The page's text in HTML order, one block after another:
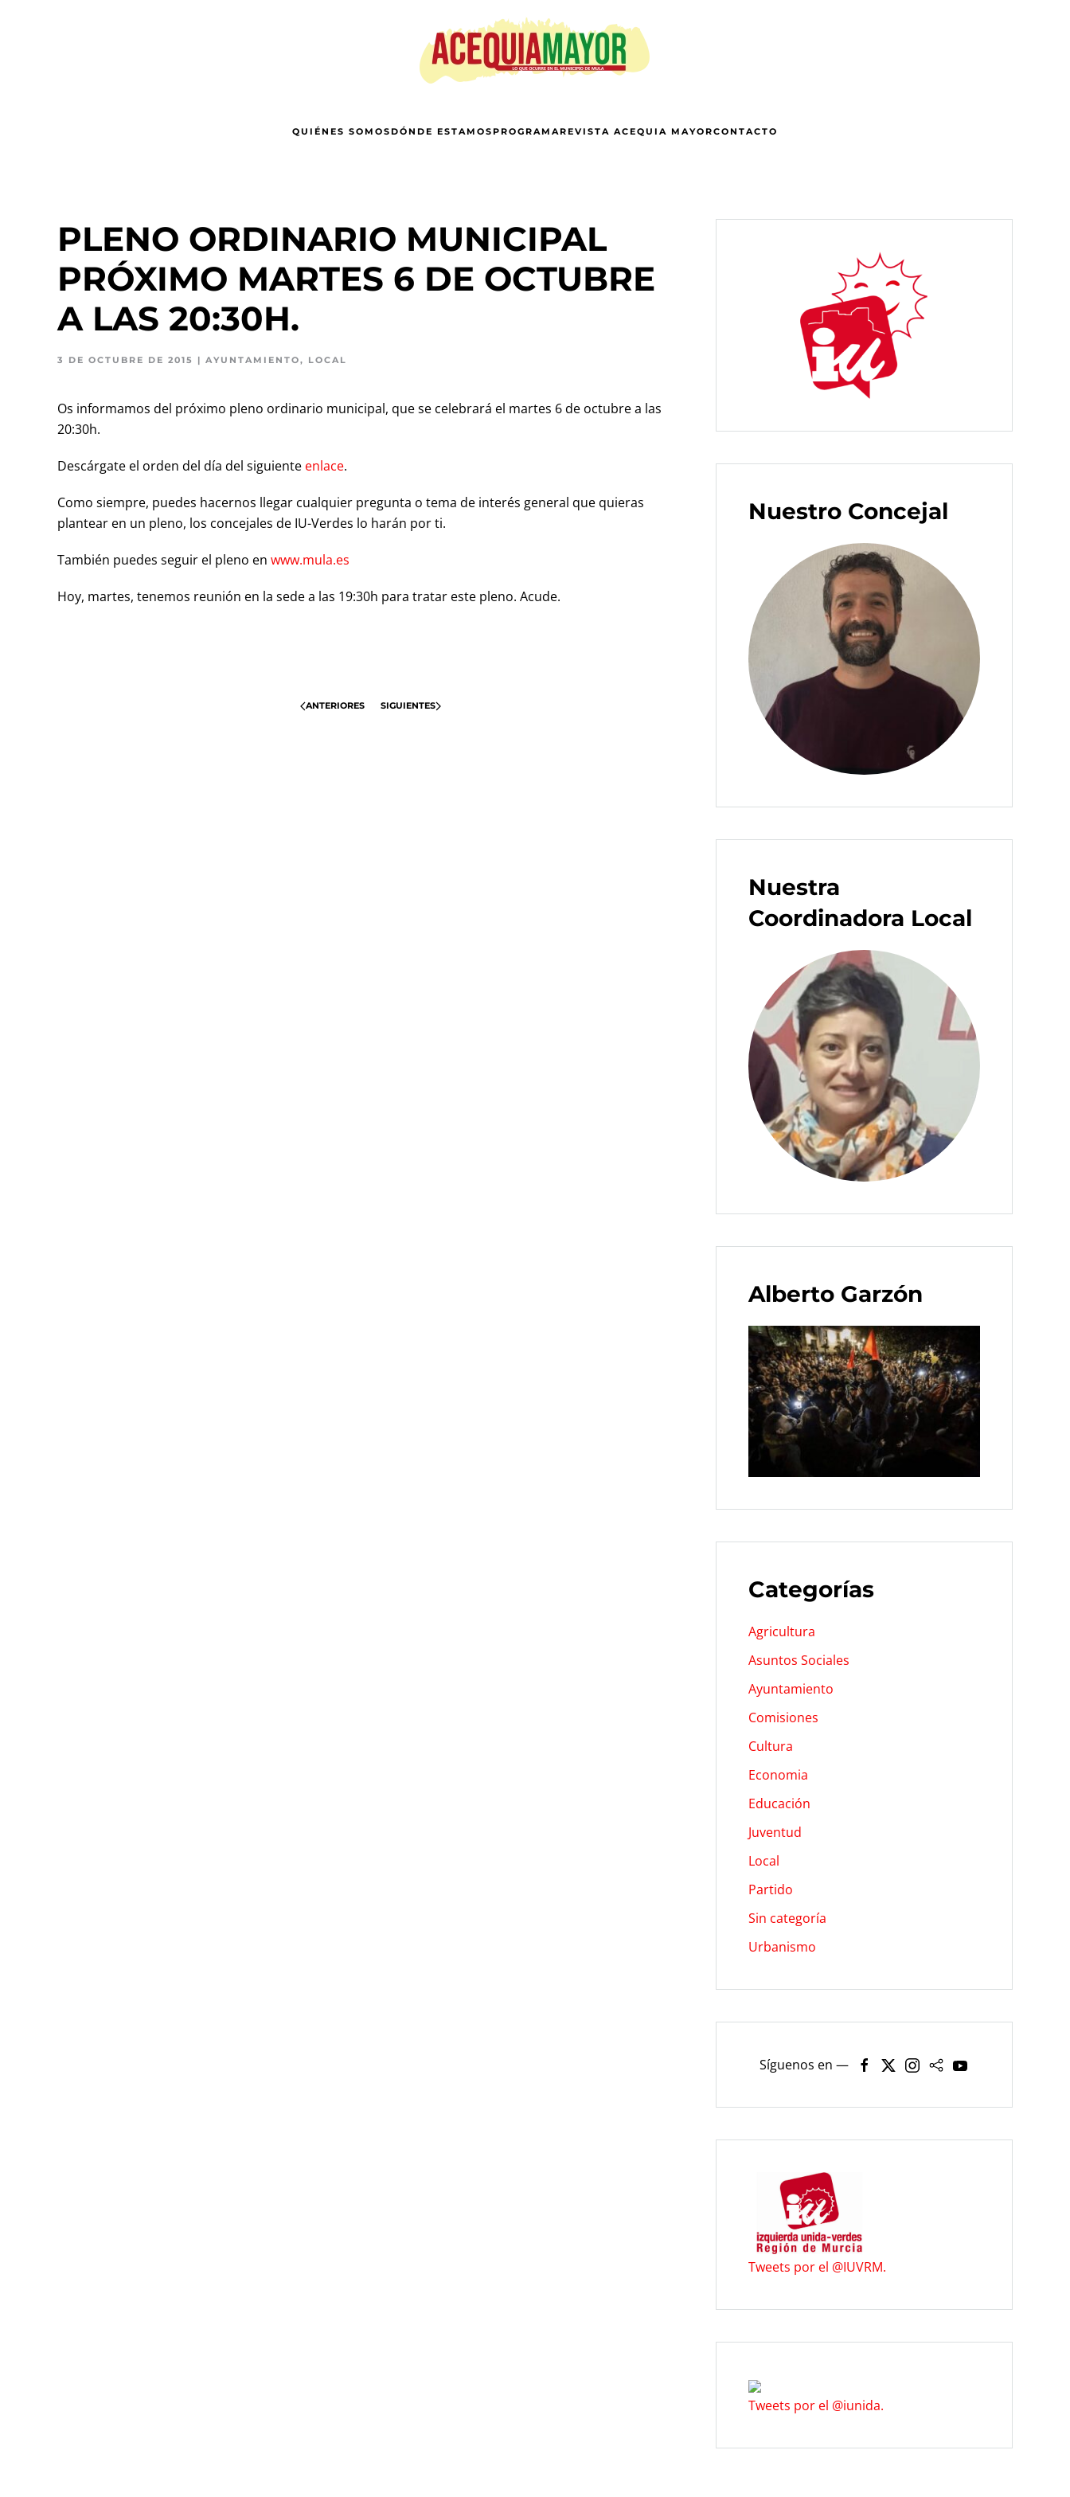
QUIÉNES SOMOSDÓNDE ESTAMOSPROGRAMAREVISTA ACEQUIA MAYORCONTACTO
PLENO ORDINARIO MUNICIPAL
PRÓXIMO MARTES 6 DE OCTUBRE
A LAS 20:30H.
3 DE OCTUBRE DE 2015 | AYUNTAMIENTO, LOCAL
Os informamos del próximo pleno ordinario municipal, que se celebrará el martes 6 de octubre a las
20:30h.
Descárgate el orden del día del siguiente enlace.
Como siempre, puedes hacernos llegar cualquier pregunta o tema de interés general que quieras
plantear en un pleno, los concejales de IU-Verdes lo harán por ti.
También puedes seguir el pleno en www.mula.es
Hoy, martes, tenemos reunión en la sede a las 19:30h para tratar este pleno. Acude.
ANTERIORES SIGUIENTES
Nuestro Concejal
Nuestra
Coordinadora Local
Alberto Garzón
Categorías
Agricultura
Asuntos Sociales
Ayuntamiento
Comisiones
Cultura
Economia
Educación
Juventud
Local
Partido
Sin categoría
Urbanismo
Síguenos en —
Tweets por el @IUVRM.
Tweets por el @iunida.